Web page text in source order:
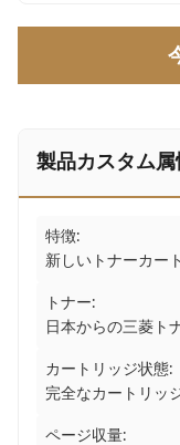
製品カスタム属
特徴:
新しいトナーカー
トナー:
日本からの三菱ト
カートリッジ状態:
完全なカートリッ
ページ収量: